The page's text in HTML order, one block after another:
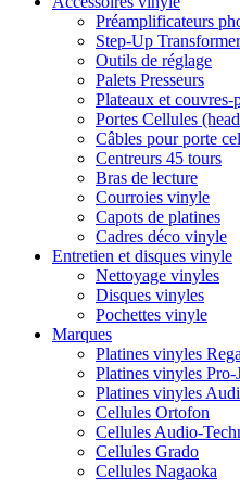
Préamplificateurs
Step-Up Transformer
Outils de réglage
Palets Presseurs
Plateaux et
Portes Cellules
Câbles pour porte
Centreurs 45 tours
Bras de lecture
Courroies vinyle
Capots de platines
Cadres déco vinyle
Entretien et disques vinyle
Nettoyage vinyles
Disques vinyles
Pochettes vinyle
Marques
Platines vinyles Rega
Platines vinyles Pro-
Platines vinyles
Cellules Ortofon
Cellules Audio-
Cellules Grado
Cellules Nagaoka